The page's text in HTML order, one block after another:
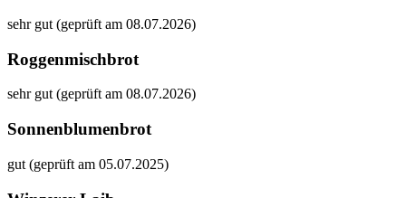
sehr gut (geprüft am 08.07.2026)
Roggenmischbrot
sehr gut (geprüft am 08.07.2026)
Sonnenblumenbrot
gut (geprüft am 05.07.2025)